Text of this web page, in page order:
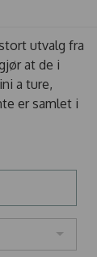
utvalg fra
at de i
a ture,
er samlet i